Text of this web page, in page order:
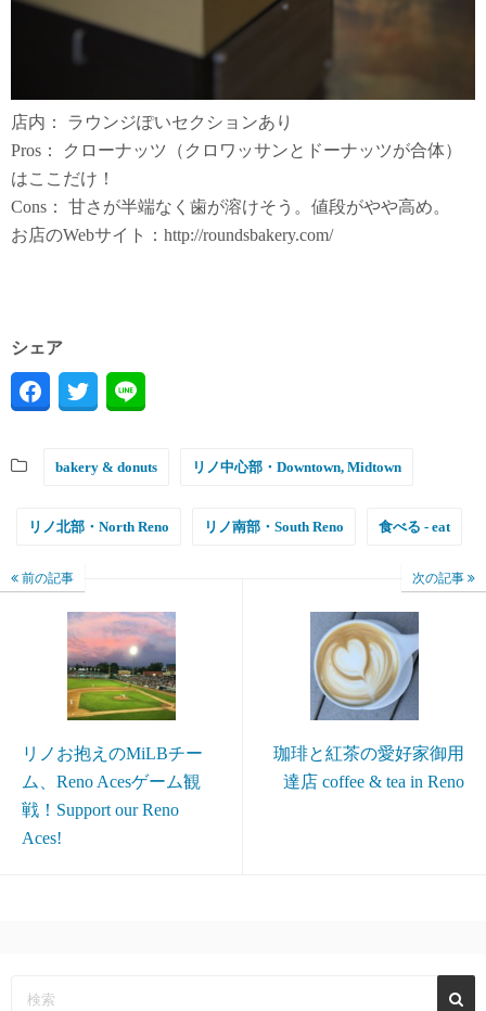
店内： ラウンジぽいセクションあり
Pros： クローナッツ（クロワッサンとドーナッツが合体）
はここだけ！
Cons： 甘さが半端なく歯が溶けそう。値段がやや高め。
お店のWebサイト：http://roundsbakery.com/
シェア
bakery & donuts リノ中心部・Downtown, Midtown
リノ北部・North Reno リノ南部・South Reno 食べる - eat
前の記事
リノお抱えのMiLBチー
ム、Reno Acesゲーム観
戦！Support our Reno
Aces!
次の記事
珈琲と紅茶の愛好家御用
達店 coffee & tea in Reno